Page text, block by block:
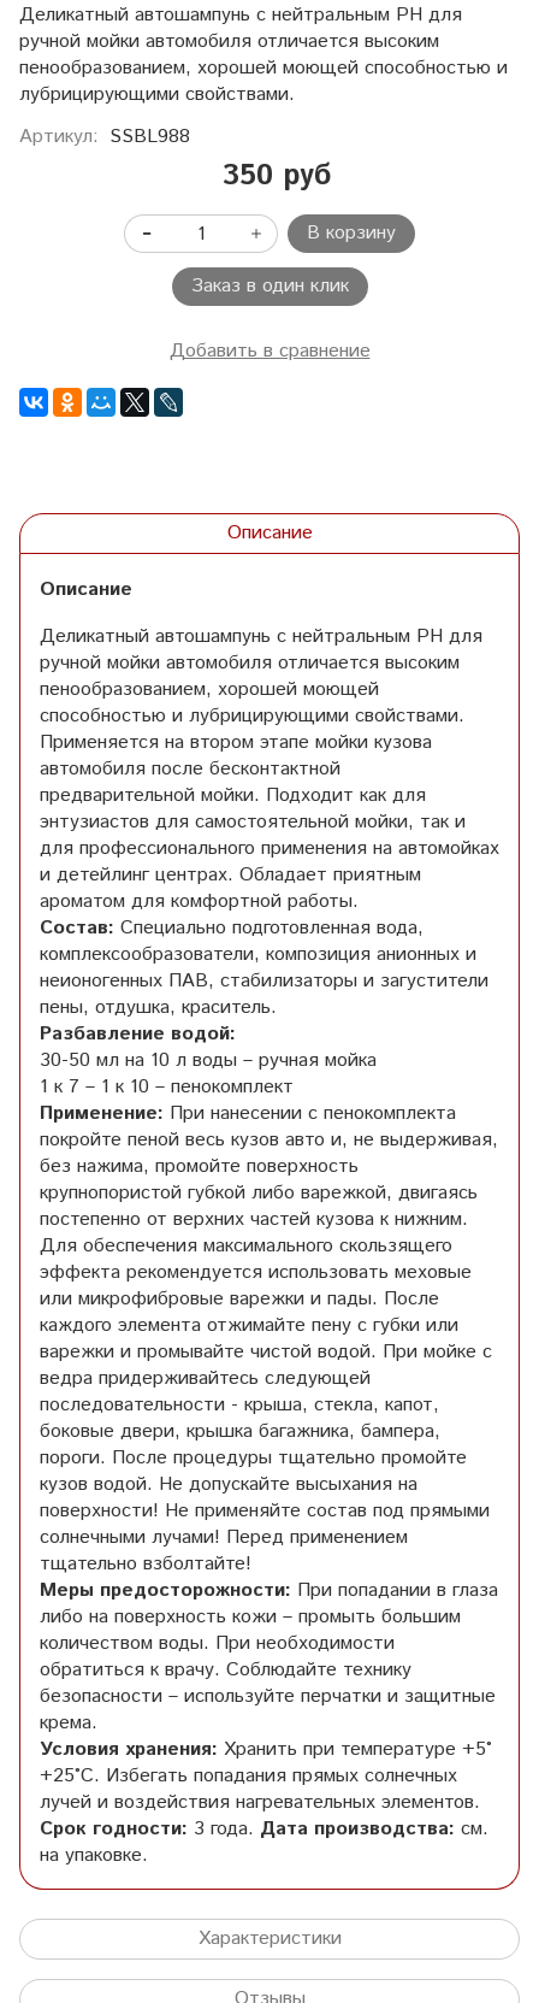
Деликатный автошампунь с нейтральным PH для
ручной мойки автомобиля отличается высоким
пенообразованием, хорошей моющей способностью и
лубрицирующими свойствами.
Артикул: SSBL988
350 руб
В корзину
Заказ в один клик
Добавить в сравнение
Описание
Описание
Деликатный автошампунь с нейтральным PH для
ручной мойки автомобиля отличается высоким
пенообразованием, хорошей моющей
способностью и лубрицирующими свойствами.
Применяется на втором этапе мойки кузова
автомобиля после бесконтактной
предварительной мойки. Подходит как для
энтузиастов для самостоятельной мойки, так и
для профессионального применения на автомойках
и детейлинг центрах. Обладает приятным
ароматом для комфортной работы.
Состав: Специально подготовленная вода,
комплексообразователи, композиция анионных и
неионогенных ПАВ, стабилизаторы и загустители
пены, отдушка, краситель.
Разбавление водой:
30-50 мл на 10 л воды – ручная мойка
1 к 7 – 1 к 10 – пенокомплект
Применение: При нанесении с пенокомплекта
покройте пеной весь кузов авто и, не выдерживая,
без нажима, промойте поверхность
крупнопористой губкой либо варежкой, двигаясь
постепенно от верхних частей кузова к нижним.
Для обеспечения максимального скользящего
эффекта рекомендуется использовать меховые
или микрофибровые варежки и пады. После
каждого элемента отжимайте пену с губки или
варежки и промывайте чистой водой. При мойке с
ведра придерживайтесь следующей
последовательности - крыша, стекла, капот,
боковые двери, крышка багажника, бампера,
пороги. После процедуры тщательно промойте
кузов водой. Не допускайте высыхания на
поверхности! Не применяйте состав под прямыми
солнечными лучами! Перед применением
тщательно взболтайте!
Меры предосторожности: При попадании в глаза
либо на поверхность кожи – промыть большим
количеством воды. При необходимости
обратиться к врачу. Соблюдайте технику
безопасности – используйте перчатки и защитные
крема.
Условия хранения: Хранить при температуре +5°
+25°С. Избегать попадания прямых солнечных
лучей и воздействия нагревательных элементов.
Срок годности: 3 года. Дата производства: см.
на упаковке.
Характеристики